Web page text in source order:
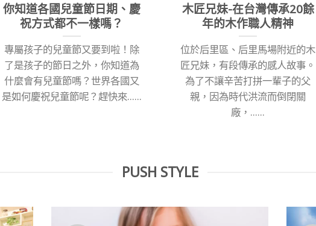
你知道各國兒童節日期、慶
祝方式都不一樣嗎？
專屬孩子的兒童節又要到啦！除
了是孩子的節日之外，你知道為
什麼會有兒童節嗎？世界各國又
是如何慶祝兒童節呢？趕快來......
木匠兄妹-在台灣傳承20餘
年的木作職人精神
位於后里區、后里馬場附近的木
匠兄妹，有段傳承的感人故事。
為了不讓辛苦打拼一輩子的父
親，因為時代洪流而倒閉關
廠，......
PUSH STYLE